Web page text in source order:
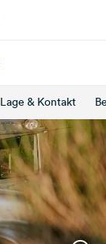
Lage & Kontakt